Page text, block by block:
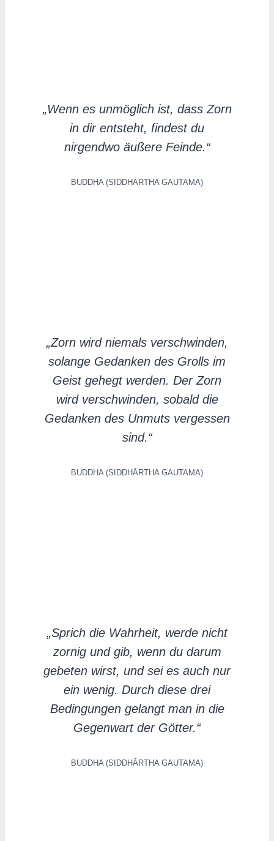
„Wenn es unmöglich ist, dass Zorn
in dir entsteht, findest du
nirgendwo äußere Feinde.“
BUDDHA (SIDDHĀRTHA GAUTAMA)
„Zorn wird niemals verschwinden,
solange Gedanken des Grolls im
Geist gehegt werden. Der Zorn
wird verschwinden, sobald die
Gedanken des Unmuts vergessen
sind.“
BUDDHA (SIDDHĀRTHA GAUTAMA)
„Sprich die Wahrheit, werde nicht
zornig und gib, wenn du darum
gebeten wirst, und sei es auch nur
ein wenig. Durch diese drei
Bedingungen gelangt man in die
Gegenwart der Götter.“
BUDDHA (SIDDHĀRTHA GAUTAMA)